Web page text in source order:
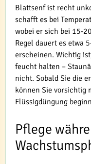
Blattsenf ist recht
schafft es bei
wobei er sich bei 15-
Regel dauert es etwa
erscheinen. Wichtig
feucht halten –
nicht. Sobald Sie die
können Sie vorsichtig
Flüssigdüngung
Pflege